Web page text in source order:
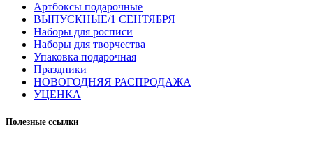
Артбоксы подарочные
ВЫПУСКНЫЕ/1 СЕНТЯБРЯ
Наборы для росписи
Наборы для творчества
Упаковка подарочная
Праздники
НОВОГОДНЯЯ РАСПРОДАЖА
УЦЕНКА
Полезные ссылки